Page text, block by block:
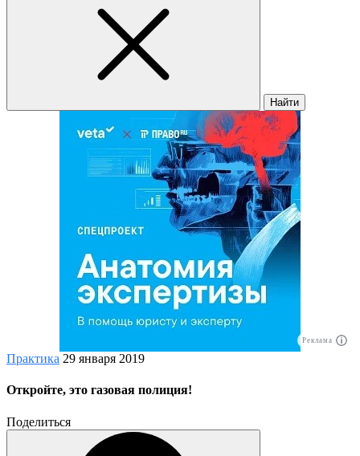
Найти
Реклама
Практика 29 января 2019
Откройте, это газовая полиция!
Поделиться